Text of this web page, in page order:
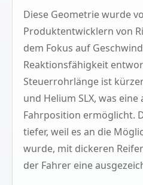
Diese Geometrie wurde
Produktentwicklern von
dem Fokus auf
Reaktionsfähigkeit
Steuerrohrlänge ist
und Helium SLX, was
Fahrposition ermöglicht.
tiefer, weil es an die
wurde, mit dickeren
der Fahrer eine